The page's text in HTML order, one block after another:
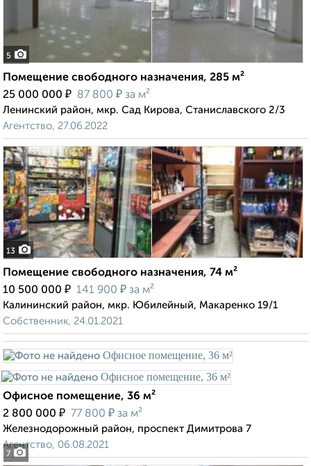
5
Помещение свободного назначения, 285 м²
25 000 000 ₽ 87 800 ₽ за м²
Ленинский район, мкр. Сад Кирова, Станиславского 2/3
Агентство, 27.06.2022
13
Помещение свободного назначения, 74 м²
10 500 000 ₽ 141 900 ₽ за м²
Калининский район, мкр. Юбилейный, Макаренко 19/1
Собственник, 24.01.2021
7
Офисное помещение, 36 м²
2 800 000 ₽ 77 800 ₽ за м²
Железнодорожный район, проспект Димитрова 7
Агентство, 06.08.2021